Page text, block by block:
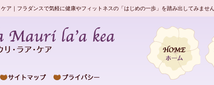
ケア｜フラダンスで気軽に健康やフィットネスの「はじめの一歩」を踏み出してみま